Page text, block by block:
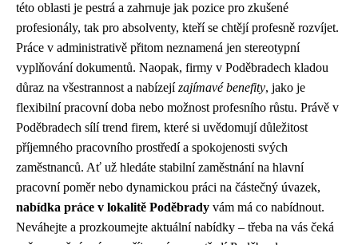
této oblasti je pestrá a zahrnuje jak pozice pro zkušené
profesionály, tak pro absolventy, kteří se chtějí profesně rozvíjet.
Práce v administrativě přitom neznamená jen stereotypní
vyplňování dokumentů. Naopak, firmy v Poděbradech kladou
důraz na všestrannost a nabízejízajímavé benefity, jako je
flexibilní pracovní doba nebo možnost profesního růstu. Právě v
Poděbradech sílí trend firem, které si uvědomují důležitost
příjemného pracovního prostředí a spokojenosti svých
zaměstnanců. Ať už hledáte stabilní zaměstnání na hlavní
pracovní poměr nebo dynamickou práci na částečný úvazek,
nabídka práce v lokalitě Poděbrady vám má co nabídnout.
Neváhejte a prozkoumejte aktuální nabídky – třeba na vás čeká